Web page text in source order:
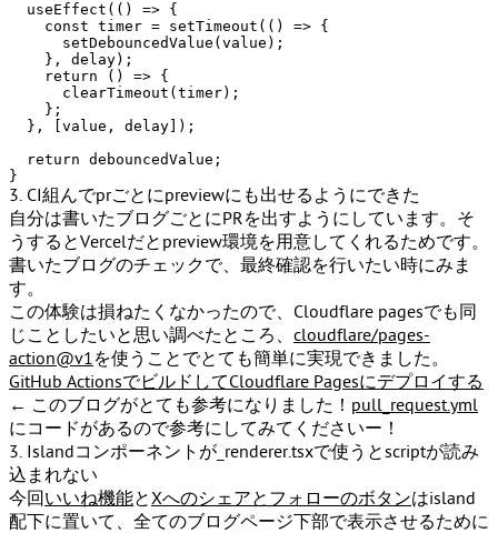
useEffect ( () => {
const timer = setTimeout ( () => {
setDebouncedValue (value);
    }, delay);
return
() => {
clearTimeout (timer);
    };
  }, [value, delay]);
return debouncedValue;
3. CI組んでprごとにpreviewにも出せるようにできた
自分は書いたブログごとにPRを出すようにしています。そ
うするとVercelだとpreview環境を用意してくれるためです。
書いたブログのチェックで、最終確認を行いたい時にみま
す。
この体験は損ねたくなかったので、Cloudflare pagesでも同
じことしたいと思い調べたところ、 cloudflare/pages-
action@v1を使うことでとても簡単に実現できました。
GitHub ActionsでビルドしてCloudflare Pagesにデプロイする
← このブログがとても参考になりました！ pull_request.yml
にコードがあるので参考にしてみてくださいー！
3. Islandコンポーネントが_renderer.tsxで使うとscriptが読み
込まれない
今回 いいね機能とXへのシェアとフォローのボタンはisland
配下に置いて、全てのブログページ下部で表示させるために